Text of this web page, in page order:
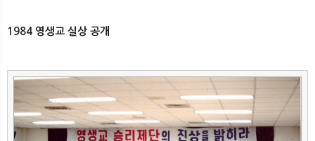
1984 영생교 실상 공개